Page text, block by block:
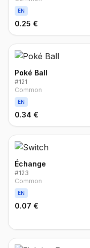
EN
0.25 €
Poké Ball
#121
Common
EN
0.34 €
Échange
#123
Common
EN
0.07 €